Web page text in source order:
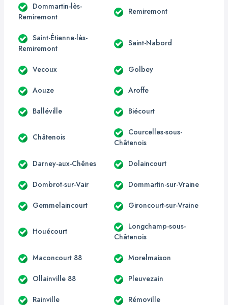
Dommartin-lès-
Remiremont
Remiremont
Saint-Étienne-lès-
Remiremont
Saint-Nabord
Vecoux Golbey
Aouze Aroffe
Balléville Biécourt
Châtenois
Courcelles-sous-
Châtenois
Darney-aux-Chênes Dolaincourt
Dombrot-sur-Vair Dommartin-sur-Vraine
Gemmelaincourt Gironcourt-sur-Vraine
Houécourt
Longchamp-sous-
Châtenois
Maconcourt 88 Morelmaison
Ollainville 88 Pleuvezain
Rainville Rémoville